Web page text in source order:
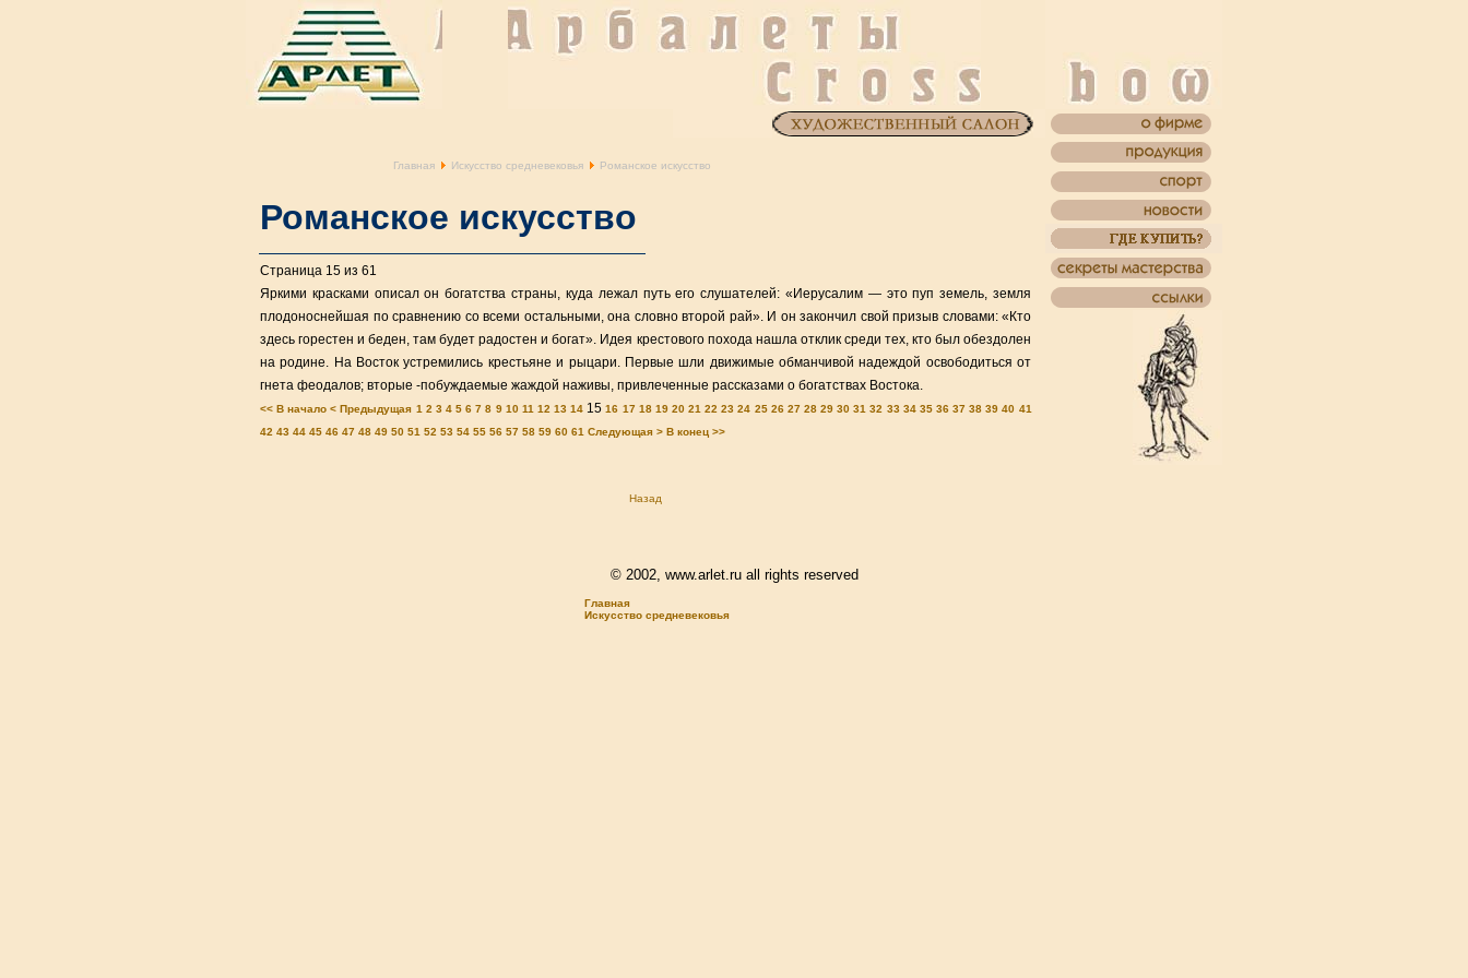
Главная Искусство средневековья Романское искусство
Романское искусство
Страница 15 из 61
Яркими красками описал он богатства страны, куда лежал путь его слушателей: «Иерусалим — это пуп земель, земля
плодоноснейшая по сравнению со всеми остальными, она словно второй рай». И он закончил свой призыв словами: «Кто
здесь горестен и беден, там будет радостен и богат». Идея крестового похода нашла отклик среди тех, кто был обездолен
на родине. На Восток устремились крестьяне и рыцари. Первые шли движимые обманчивой надеждой освободиться от
гнета феодалов; вторые -побуждаемые жаждой наживы, привлеченные рассказами о богатствах Востока.
<< В начало < Предыдущая 1 2 3 4 5 6 7 8 9 10 11 12 13 14 15 16 17 18 19 20 21 22 23 24 25 26 27 28 29 30 31 32 33 34 35 36 37 38 39 40 41
42 43 44 45 46 47 48 49 50 51 52 53 54 55 56 57 58 59 60 61 Следующая > В конец >>
Назад
© 2002, www.arlet.ru all rights reserved
Главная
Искусство средневековья